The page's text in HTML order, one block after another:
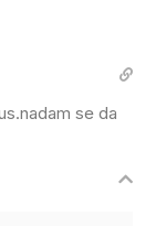
se da